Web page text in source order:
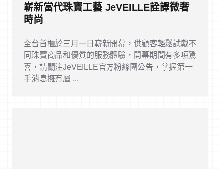
嶄新當代珠寶工藝 JeVEILLE詮譯微奢
時尚
全台首櫃於三月一日嶄新開幕，供顧客輕鬆試戴不
同珠寶商品和優質的服務體驗，開幕期間有多項驚
喜，請關注JeVEILLE官方粉絲團公告，掌握第一
手消息擁有屬 ...